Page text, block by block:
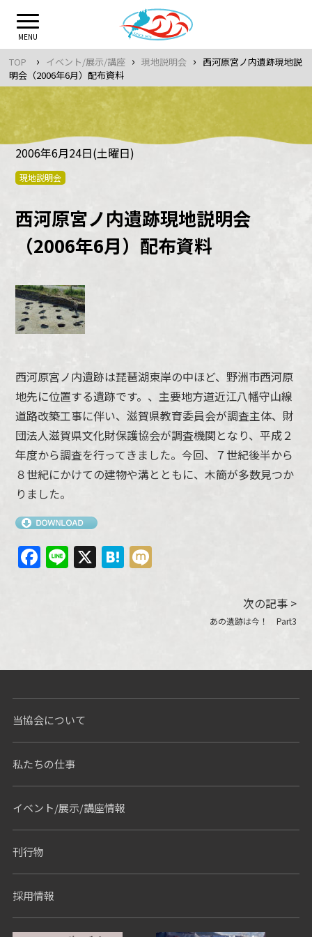
content
MENU
TOP › イベント/展示/講座 › 現地説明会 › 西河原宮ノ内遺跡現地説
明会（2006年6月）配布資料
2006年6月24日(土曜日)
現地説明会
西河原宮ノ内遺跡現地説明会
（2006年6月）配布資料
西河原宮ノ内遺跡は琵琶湖東岸の中ほど、野洲市西河原
地先に位置する遺跡です。、主要地方道近江八幡守山線
道路改築工事に伴い、滋賀県教育委員会が調査主体、財
団法人滋賀県文化財保護協会が調査機関となり、平成２
年度から調査を行ってきました。今回、７世紀後半から
８世紀にかけての建物や溝とともに、木簡が多数見つか
りました。
Facebook
Line
X Hatena
次の記事 >
あの遺跡は今！ Part3
当協会について
私たちの仕事
イベント/展示/講座情報
刊行物
採用情報